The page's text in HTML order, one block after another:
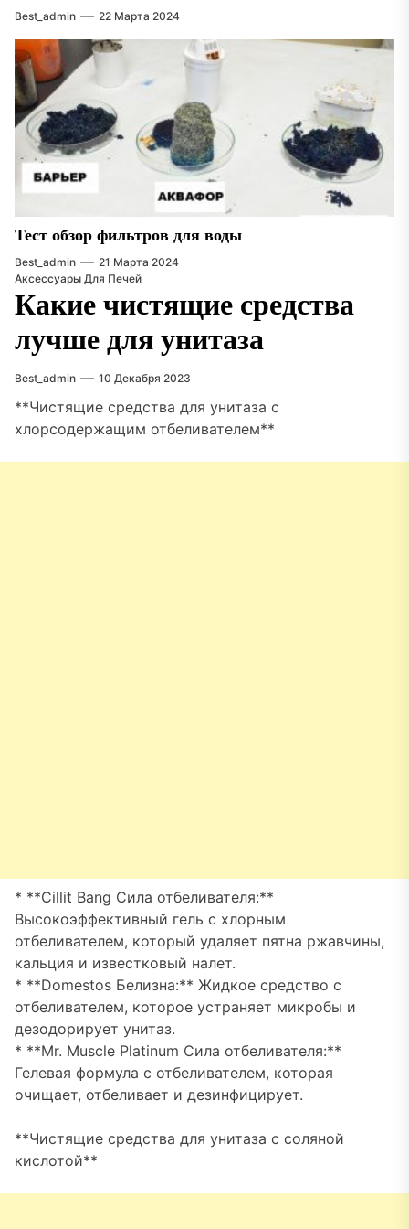
Best_admin 22 Марта 2024
Тест обзор фильтров для воды
Best_admin
21 Марта 2024
Аксессуары Для Печей
Какие чистящие средства
лучше для унитаза
Best_admin 10 Декабря 2023
**Чистящие средства для унитаза с
хлорсодержащим отбеливателем**
* **Cillit Bang Сила отбеливателя:**
Высокоэффективный гель с хлорным
отбеливателем, который удаляет пятна ржавчины,
кальция и известковый налет.
* **Domestos Белизна:** Жидкое средство с
отбеливателем, которое устраняет микробы и
дезодорирует унитаз.
* **Mr. Muscle Platinum Сила отбеливателя:**
Гелевая формула с отбеливателем, которая
очищает, отбеливает и дезинфицирует.
**Чистящие средства для унитаза с соляной
кислотой**